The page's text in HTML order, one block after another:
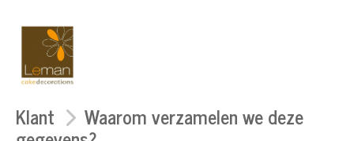
Klant Waarom verzamelen we deze